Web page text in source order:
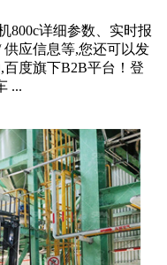
800c详细参数、实时报
应信息等,您还可以发
度旗下B2B平台！登
...